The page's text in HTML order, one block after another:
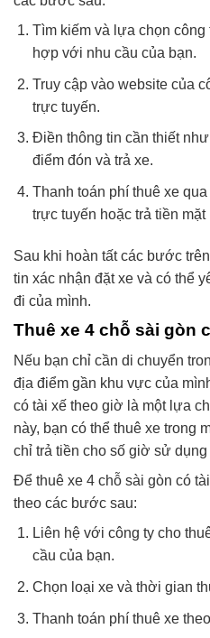
Tìm kiếm và lựa chọn công
hợp với nhu cầu của bạn.
Truy cập vào website của
trực tuyến.
Điền thông tin cần thiết
điểm đón và trả xe.
Thanh toán phí thuê xe
trực tuyến hoặc trả tiền mặt
Sau khi hoàn tất các bước
tin xác nhận đặt xe và có thể
đi của mình.
Thuê xe 4 chỗ sài gòn
Nếu bạn chỉ cần di chuyển
địa điểm gần khu vực của
có tài xế theo giờ là một lựa
này, bạn có thể thuê xe trong
chỉ trả tiền cho số giờ sử dụng
Để thuê xe 4 chỗ sài gòn có
theo các bước sau:
Liên hệ với công ty cho
cầu của bạn.
Chọn loại xe và thời gian
Thanh toán phí thuê xe